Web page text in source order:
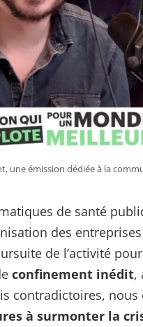
une émission dédiée à la
de santé
des
de l’activité
confinement inédit,
contradictoires, nous
à surmonter la